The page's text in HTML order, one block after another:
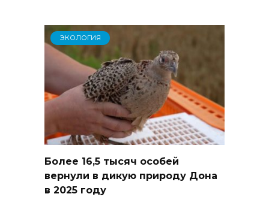
ЭКОЛОГИЯ
Более 16,5 тысяч особей
вернули в дикую природу Дона
в 2025 году